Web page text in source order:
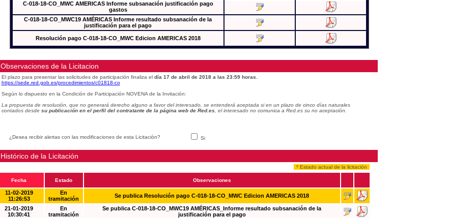
C-018-18-CO_MWC AMERICAS Informe subsanación justificación pago
gastos
C-018-18-CO_MWC19 AMÉRICAS Informe resultado subsanación de la
justificación para el pago
Resolución pago C-018-18-CO_MWC Edicion AMERICAS 2018
Observaciones de la Licitacion
El plazo para presentar las solicitudes de participación finaliza el día 17 de abril de 2018 a las 23:59 horas.
https://sede.red.gob.es/procedimientos/c01818-co
Según lo dispuesto en la Condición de Participación NOVENA de la Invitación:
La propuesta de resolución, que no generará derecho alguno a favor del interesado, se entenderá aceptada si en un plazo de cinco días naturales
contados desde su publicación en el perfil del contratante de la página web de Red.es , el interesado no comunica a Red.es su no aceptación.
¿Desea recibir alertas con las modificaciones de esta Licitación? Si
Histórico de la Licitación
* Estado actual de la licitación
Fecha Estado Observaciones
11-02-2019
11:26:53
En
tramitación
Se publica Resolución pago C-018-18-CO_MWC Edicion AMERICAS 2018
21-01-2019
10:30:41
En
tramitación
Se publica C-018-18-CO_MWC19 AMÉRICAS_Informe resultado subsanación de la
justificación para el pago